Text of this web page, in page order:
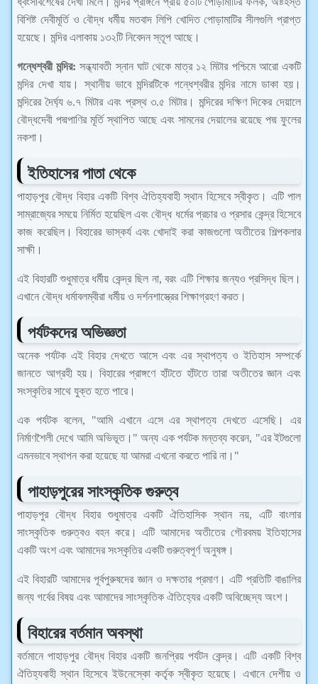
বিশিষ্ট দেবীমূর্তি ও বৌদ্ধ ধর্মীয় মতবাদ লিপি খোদিত পোড়ামাটির সীলগুলি প্রাপ্ত
হয়েছে। মন্দির এলাকায় ১৩২টি নিবেদন স্তূপ আছে।
গন্ধেশ্বরী মন্দির: সন্ধ্যাবতী স্নান ঘাট থেকে মাত্র ১২ মিটার পশ্চিমে আরো একটি
মন্দির দেখা যায়। স্থানীয় ভাবে মন্দিরটিকে গন্ধেশ্বরীর মন্দির নামে ডাকা হয়।
মন্দিরের দৈর্ঘ্য ৬.৭ মিটার এবং প্রস্থ ৩.৫ মিটার। মন্দিরের দক্ষিণ দিকের দেয়ালে
বৌদ্ধদেবী পদ্মপাণির মূর্তি স্থাপিত আছে এবং সামনের দেয়ালের রয়েছে পদ্ম ফুলের
নকশা।
ইতিহাসের পাতা থেকে
পাহাড়পুর বৌদ্ধ বিহার একটি বিশ্ব ঐতিহ্যবাহী স্থান হিসেবে স্বীকৃত। এটি পাল
সাম্রাজ্যের সময়ে নির্মিত হয়েছিল এবং বৌদ্ধ ধর্মের প্রচার ও প্রসার কেন্দ্র হিসেবে
কাজ করেছিল। বিহারের ভাস্কর্য এবং খোদাই করা কাজগুলো অতীতের শিল্পকলার
সাক্ষী।
এই বিহারটি শুধুমাত্র ধর্মীয় কেন্দ্র ছিল না, বরং এটি শিক্ষার জন্যও প্রসিদ্ধ ছিল।
এখানে বৌদ্ধ ধর্মাবলম্বীরা ধর্মীয় ও দর্শনশাস্ত্রের শিক্ষাগ্রহণ করত।
পর্যটকদের অভিজ্ঞতা
অনেক পর্যটক এই বিহার দেখতে আসে এবং এর স্থাপত্য ও ইতিহাস সম্পর্কে
জানতে আগ্রহী হয়। বিহারের প্রাঙ্গণে হাঁটতে হাঁটতে তারা অতীতের জ্ঞান এবং
সংস্কৃতির সাথে যুক্ত হতে পারে।
এক পর্যটক বলেন, "আমি এখানে এসে এর স্থাপত্য দেখতে এসেছি। এর
নির্মাণশৈলী দেখে আমি অভিভূত।" অন্য এক পর্যটক মন্তব্য করেন, "এর ইটগুলো
এমনভাবে স্থাপন করা হয়েছে যা আমরা এখনো করতে পারি না।"
পাহাড়পুরের সাংস্কৃতিক গুরুত্ব
পাহাড়পুর বৌদ্ধ বিহার শুধুমাত্র একটি ঐতিহাসিক স্থান নয়, এটি বাংলার
সাংস্কৃতিক গুরুত্বও বহন করে। এটি আমাদের অতীতের গৌরবময় ইতিহাসের
একটি অংশ এবং আমাদের সংস্কৃতির একটি গুরুত্বপূর্ণ অনুষঙ্গ।
এই বিহারটি আমাদের পূর্বপুরুষদের জ্ঞান ও দক্ষতার প্রমাণ। এটি প্রতিটি বাঙালির
জন্য গর্বের বিষয় এবং আমাদের সাংস্কৃতিক ঐতিহ্যের একটি অবিচ্ছেদ্য অংশ।
বিহারের বর্তমান অবস্থা
বর্তমানে পাহাড়পুর বৌদ্ধ বিহার একটি জনপ্রিয় পর্যটন কেন্দ্র। এটি একটি বিশ্ব
ঐতিহ্যবাহী স্থান হিসেবে ইউনেস্কো কর্তৃক স্বীকৃত হয়েছে। এখানে দেশীয় ও